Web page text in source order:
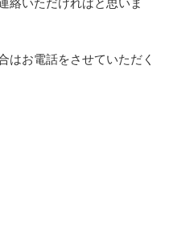
はお電話をさせていただく